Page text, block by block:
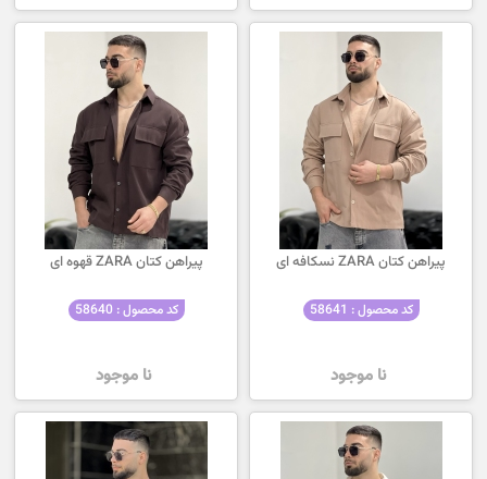
پیراهن کتان ZARA نسکافه ای
کد محصول : 58641
نا موجود
پیراهن کتان ZARA قهوه ای
کد محصول : 58640
نا موجود